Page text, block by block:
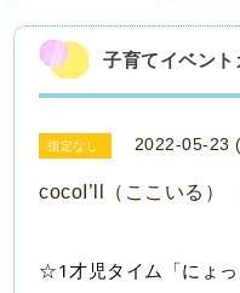
子育てイベント
指定なし 2022-05-23
cocoI’ll（ここいる）
☆1才児タイム「にょ